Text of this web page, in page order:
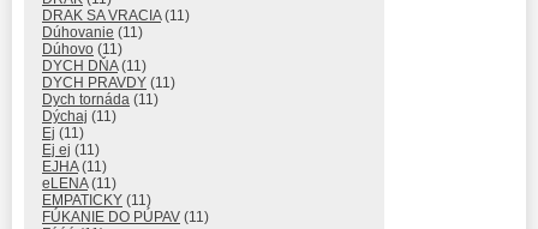
DRAK SA VRACIA(11)
Dúhovanie (11)
Dúhovo (11)
DYCH DŇA(11)
DYCH PRAVDY (11)
Dych tornáda (11)
Dýchaj (11)
Ej (11)
Ej ej (11)
EJHA(11)
eLENA(11)
EMPATICKY (11)
FÚKANIE DO PÚPAV (11)